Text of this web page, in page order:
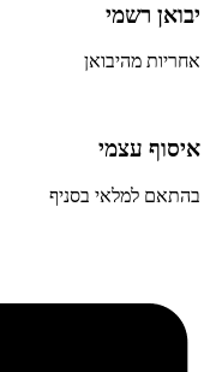
יבואן רשמי
אחריות מהיבואן
איסוף עצמי
בהתאם למלאי בסניף